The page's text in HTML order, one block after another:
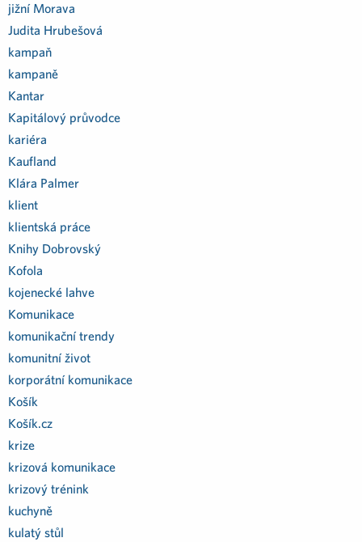
jižní Morava
Judita Hrubešová
kampaň
kampaně
Kantar
Kapitálový průvodce
kariéra
Kaufland
Klára Palmer
klient
klientská práce
Knihy Dobrovský
Kofola
kojenecké lahve
Komunikace
komunikační trendy
komunitní život
korporátní komunikace
Košík
Košík.cz
krize
krizová komunikace
krizový trénink
kuchyně
kulatý stůl